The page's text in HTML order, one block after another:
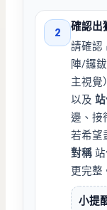
2
確認出
請確認
陣/鑼
主視覺
以及
邊、接
若希望
對稱
更完整
小提